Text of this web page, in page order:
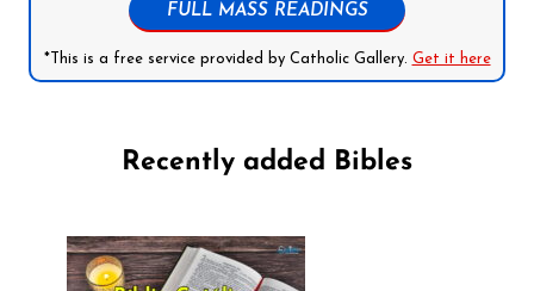
FULL MASS READINGS
*This is a free service provided by Catholic Gallery. Get it here
Recently added Bibles